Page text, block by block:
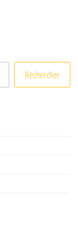
Rechercher